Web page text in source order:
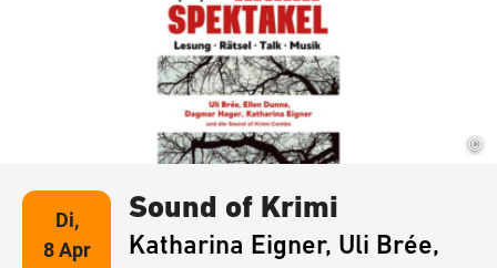
Wegbeschreibung erhalten
©
Di,
8 Apr
Sound of Krimi
Katharina Eigner, Uli Brée,